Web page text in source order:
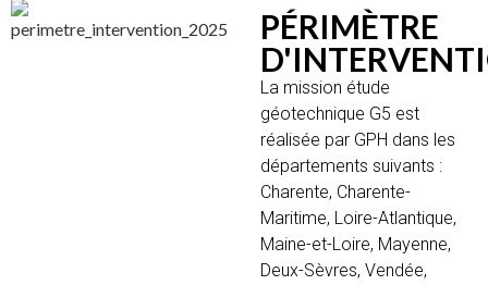
PÉRIMÈTRE
La mission étude
géotechnique G5 est
réalisée par GPH dans les
départements suivants :
Charente, Charente-
Maritime, Loire-Atlantique,
Maine-et-Loire, Mayenne,
Deux-Sèvres, Vendée,